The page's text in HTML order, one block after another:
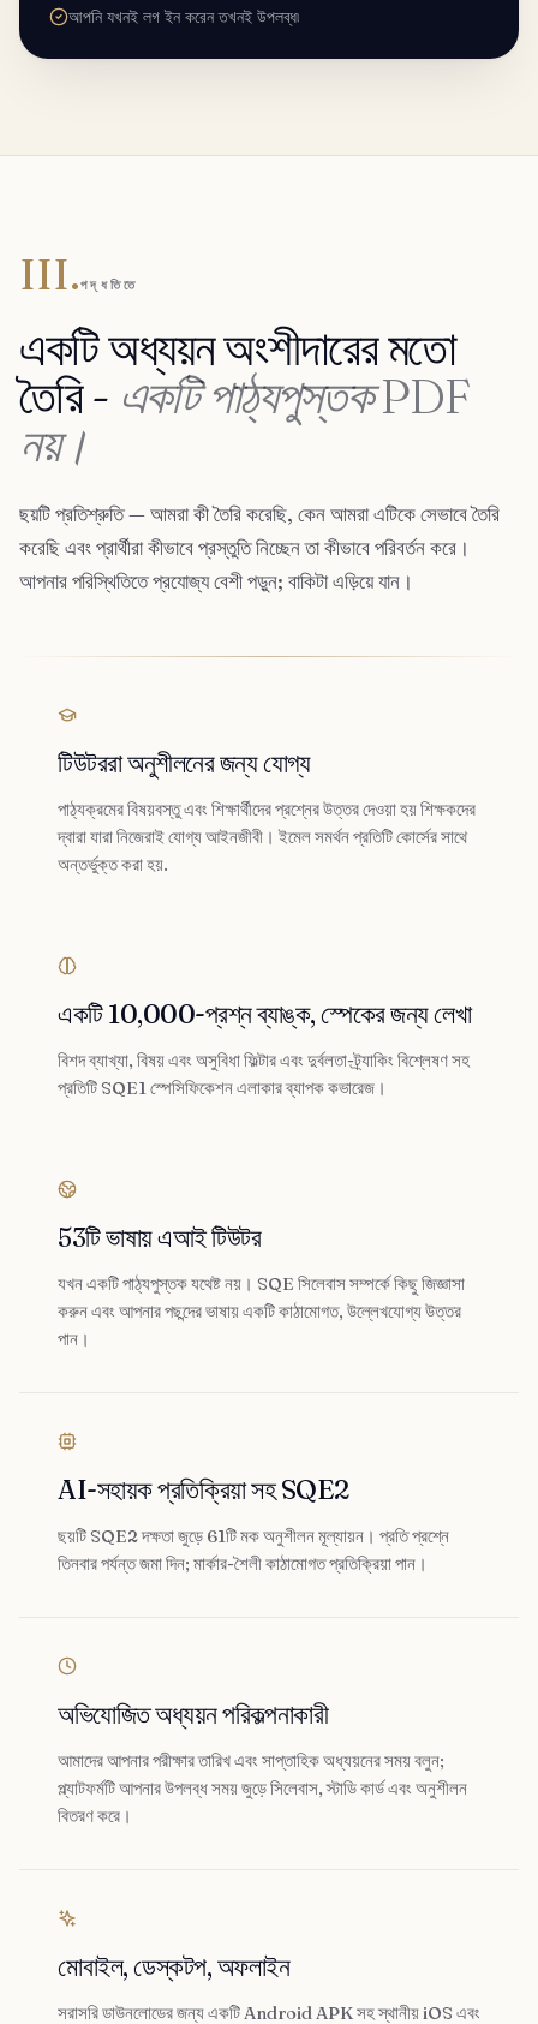
আপনি যখনই লগ ইন করেন তখনই উপলব্ধ৷
III.পদ্ধতিতে
একটি অধ্যয়ন অংশীদারের মতো
তৈরি - একটি পাঠ্যপুস্তক PDF
নয়।
ছয়টি প্রতিশ্রুতি — আমরা কী তৈরি করেছি, কেন আমরা এটিকে সেভাবে তৈরি
করেছি এবং প্রার্থীরা কীভাবে প্রস্তুতি নিচ্ছেন তা কীভাবে পরিবর্তন করে।
আপনার পরিস্থিতিতে প্রযোজ্য বেশী পড়ুন; বাকিটা এড়িয়ে যান।
টিউটররা অনুশীলনের জন্য যোগ্য
পাঠ্যক্রমের বিষয়বস্তু এবং শিক্ষার্থীদের প্রশ্নের উত্তর দেওয়া হয় শিক্ষকদের
দ্বারা যারা নিজেরাই যোগ্য আইনজীবী। ইমেল সমর্থন প্রতিটি কোর্সের সাথে
অন্তর্ভুক্ত করা হয়.
একটি 10,000-প্রশ্ন ব্যাঙ্ক, স্পেকের জন্য লেখা
বিশদ ব্যাখ্যা, বিষয় এবং অসুবিধা ফিল্টার এবং দুর্বলতা-ট্র্যাকিং বিশ্লেষণ সহ
প্রতিটি SQE1 স্পেসিফিকেশন এলাকার ব্যাপক কভারেজ।
53টি ভাষায় এআই টিউটর
যখন একটি পাঠ্যপুস্তক যথেষ্ট নয়। SQE সিলেবাস সম্পর্কে কিছু জিজ্ঞাসা
করুন এবং আপনার পছন্দের ভাষায় একটি কাঠামোগত, উল্লেখযোগ্য উত্তর
পান।
AI-সহায়ক প্রতিক্রিয়া সহ SQE2
ছয়টি SQE2 দক্ষতা জুড়ে 61টি মক অনুশীলন মূল্যায়ন। প্রতি প্রশ্নে
তিনবার পর্যন্ত জমা দিন; মার্কার-শৈলী কাঠামোগত প্রতিক্রিয়া পান।
অভিযোজিত অধ্যয়ন পরিকল্পনাকারী
আমাদের আপনার পরীক্ষার তারিখ এবং সাপ্তাহিক অধ্যয়নের সময় বলুন;
প্ল্যাটফর্মটি আপনার উপলব্ধ সময় জুড়ে সিলেবাস, স্টাডি কার্ড এবং অনুশীলন
বিতরণ করে।
মোবাইল, ডেস্কটপ, অফলাইন
সরাসরি ডাউনলোডের জন্য একটি Android APK সহ স্থানীয় iOS এবং